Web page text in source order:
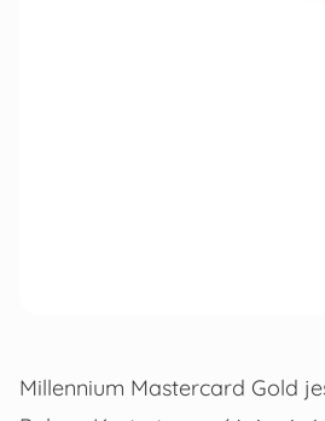
Millennium Mastercard Gold